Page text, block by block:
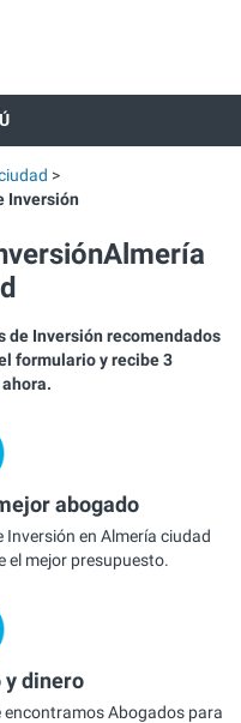
Inversión
de Inversión recomendados
formulario y recibe 3
abogado
en Almería ciudad
el mejor presupuesto.
dinero
encontramos Abogados para